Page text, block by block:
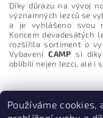
osobních údajů
Díky důrazu na vývoj
významných lezců se
a je vyhlášeno svou
Koncem devadesátých
rozšířila sortiment o
Vybavení CAMP si
oblíbili nejen lezci, ale i
Používáme cookies,